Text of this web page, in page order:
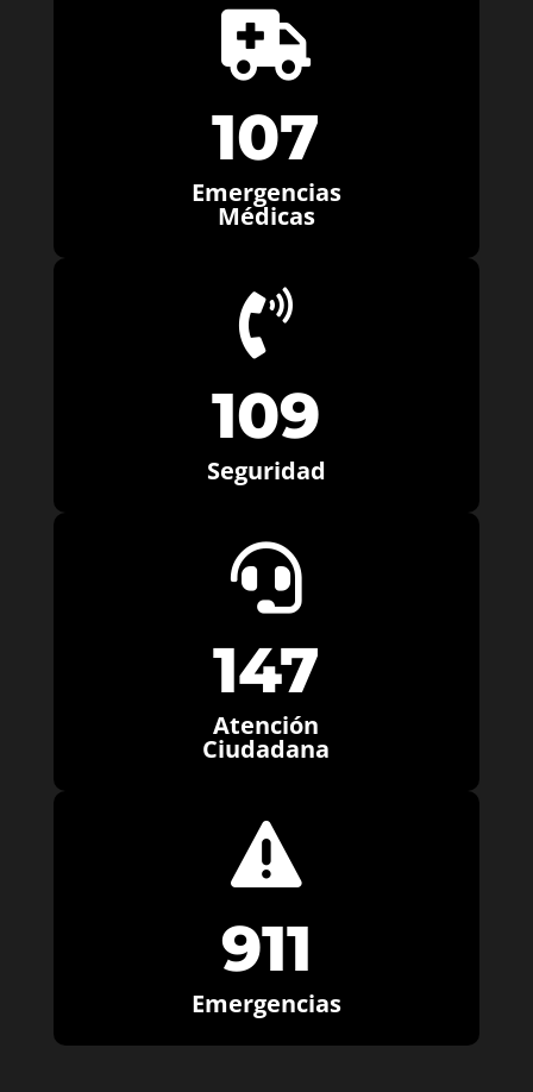

107
Emergencias
Médicas

109
Seguridad

147
Atención
Ciudadana

911
Emergencias